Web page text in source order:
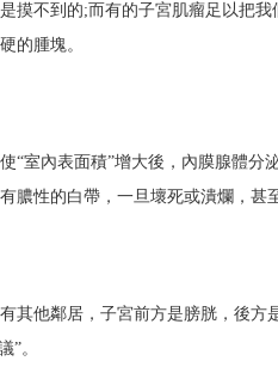
摸不到的;而有的子宮肌瘤足以把我
的腫塊。
“室內表面積”增大後，內膜腺體分
膿性的白帶，一旦壞死或潰爛，甚
其他鄰居，子宮前方是膀胱，後方
”。